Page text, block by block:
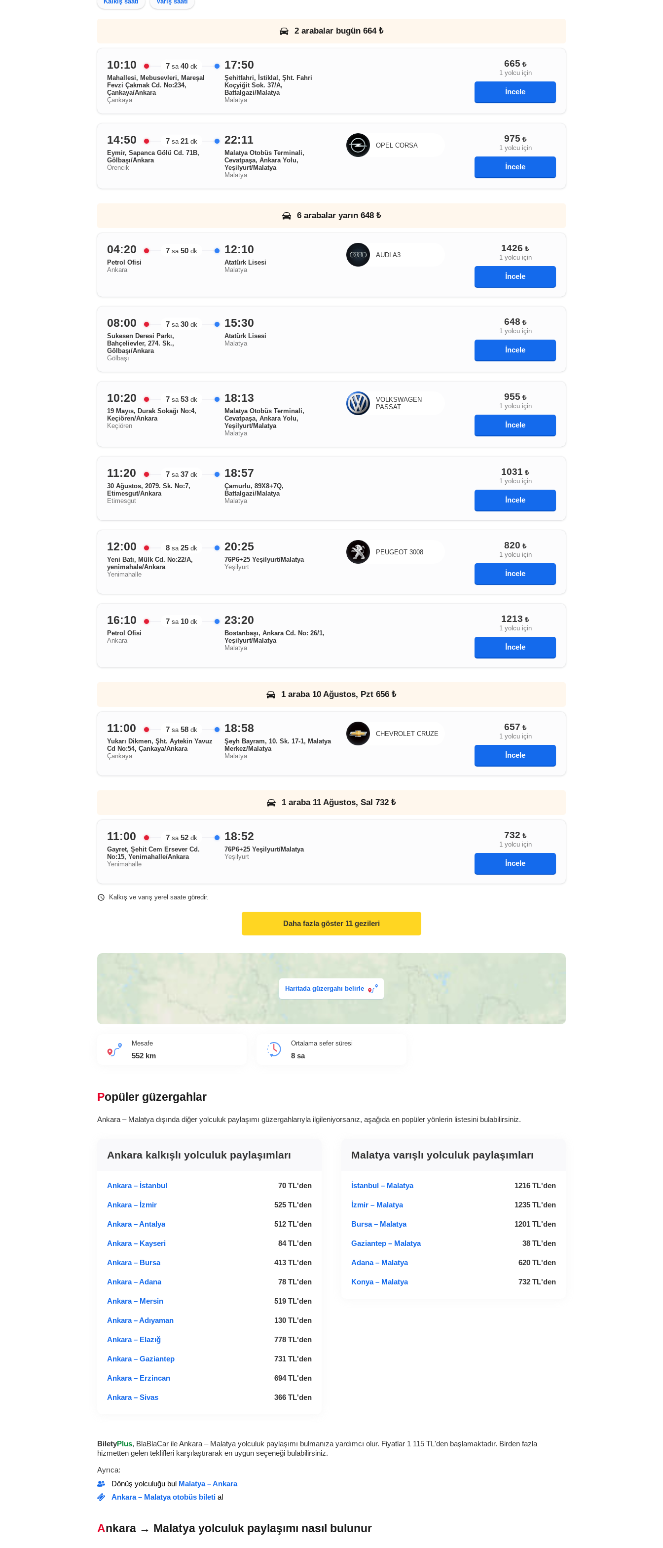
2 arabalar bugün 664 ₺
10:10
Mahallesi, Mebusevleri, Mareşal
Fevzi Çakmak Cd. No:234,
Çankaya/Ankara
Çankaya
7 sa 40 dk 17:50
Şehitfahri, İstiklal, Şht. Fahri
Koçyiğit Sok. 37/A,
Battalgazi/Malatya
Malatya
665 ₺
1 yolcu için
İncele
14:50
Eymir, Sapanca Gölü Cd. 71B,
Gölbaşı/Ankara
Örencik
7 sa 21 dk 22:11
Malatya Otobüs Terminali,
Cevatpaşa, Ankara Yolu,
Yeşilyurt/Malatya
Malatya
OPEL CORSA
975 ₺
1 yolcu için
İncele
6 arabalar yarın 648 ₺
04:20
Petrol Ofisi
Ankara
7 sa 50 dk 12:10
Atatürk Lisesi
Malatya
AUDI A3
1426 ₺
1 yolcu için
İncele
08:00
Sukesen Deresi Parkı,
Bahçelievler, 274. Sk.,
Gölbaşı/Ankara
Gölbaşı
7 sa 30 dk 15:30
Atatürk Lisesi
Malatya
648 ₺
1 yolcu için
İncele
10:20
19 Mayıs, Durak Sokağı No:4,
Keçiören/Ankara
Keçiören
7 sa 53 dk 18:13
Malatya Otobüs Terminali,
Cevatpaşa, Ankara Yolu,
Yeşilyurt/Malatya
Malatya
VOLKSWAGEN
PASSAT
955 ₺
1 yolcu için
İncele
11:20
30 Ağustos, 2079. Sk. No:7,
Etimesgut/Ankara
Etimesgut
7 sa 37 dk 18:57
Çamurlu, 89X8+7Q,
Battalgazi/Malatya
Malatya
1031 ₺
1 yolcu için
İncele
12:00
Yeni Batı, Mülk Cd. No:22/A,
yenimahale/Ankara
Yenimahalle
8 sa 25 dk 20:25
76P6+25 Yeşilyurt/Malatya
Yeşilyurt
PEUGEOT 3008
820 ₺
1 yolcu için
İncele
16:10
Petrol Ofisi
Ankara
7 sa 10 dk 23:20
Bostanbaşı, Ankara Cd. No: 26/1,
Yeşilyurt/Malatya
Malatya
1213 ₺
1 yolcu için
İncele
1 araba 10 Ağustos, Pzt 656 ₺
11:00
Yukarı Dikmen, Şht. Aytekin Yavuz
Cd No:54, Çankaya/Ankara
Çankaya
7 sa 58 dk 18:58
Şeyh Bayram, 10. Sk. 17-1, Malatya
Merkez/Malatya
Malatya
CHEVROLET CRUZE
657 ₺
1 yolcu için
İncele
1 araba 11 Ağustos, Sal 732 ₺
11:00
Gayret, Şehit Cem Ersever Cd.
No:15, Yenimahalle/Ankara
Yenimahalle
7 sa 52 dk 18:52
76P6+25 Yeşilyurt/Malatya
Yeşilyurt
732 ₺
1 yolcu için
İncele
Kalkış ve varış yerel saate göredir.
Daha fazla göster 11 gezileri
Haritada güzergahı belirle
Mesafe
552 km
Ortalama sefer süresi
8 sa
Popüler güzergahlar
Ankara – Malatya dışında diğer yolculuk paylaşımı güzergahlarıyla ilgileniyorsanız, aşağıda en popüler yönlerin listesini bulabilirsiniz.
Ankara kalkışlı yolculuk paylaşımları
Ankara – İstanbul 70 TL'den
Ankara – İzmir 525 TL'den
Ankara – Antalya 512 TL'den
Ankara – Kayseri 84 TL'den
Ankara – Bursa 413 TL'den
Ankara – Adana 78 TL'den
Ankara – Mersin 519 TL'den
Ankara – Adıyaman 130 TL'den
Ankara – Elazığ 778 TL'den
Ankara – Gaziantep 731 TL'den
Ankara – Erzincan 694 TL'den
Ankara – Sivas 366 TL'den
Malatya varışlı yolculuk paylaşımları
İstanbul – Malatya 1216 TL'den
İzmir – Malatya 1235 TL'den
Bursa – Malatya 1201 TL'den
Gaziantep – Malatya 38 TL'den
Adana – Malatya 620 TL'den
Konya – Malatya 732 TL'den
BiletyPlus, BlaBlaCar ile Ankara – Malatya yolculuk paylaşımı bulmanıza yardımcı olur. Fiyatlar 1 115 TL'den başlamaktadır. Birden fazla
hizmetten gelen teklifleri karşılaştırarak en uygun seçeneği bulabilirsiniz.
Ayrıca:
Dönüş yolculuğu bul Malatya – Ankara
Ankara – Malatya otobüs bileti al
Ankara → Malatya yolculuk paylaşımı nasıl bulunur